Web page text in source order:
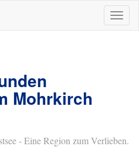
ein-/
Mohrkirch
- Eine Region zum Verlieben.